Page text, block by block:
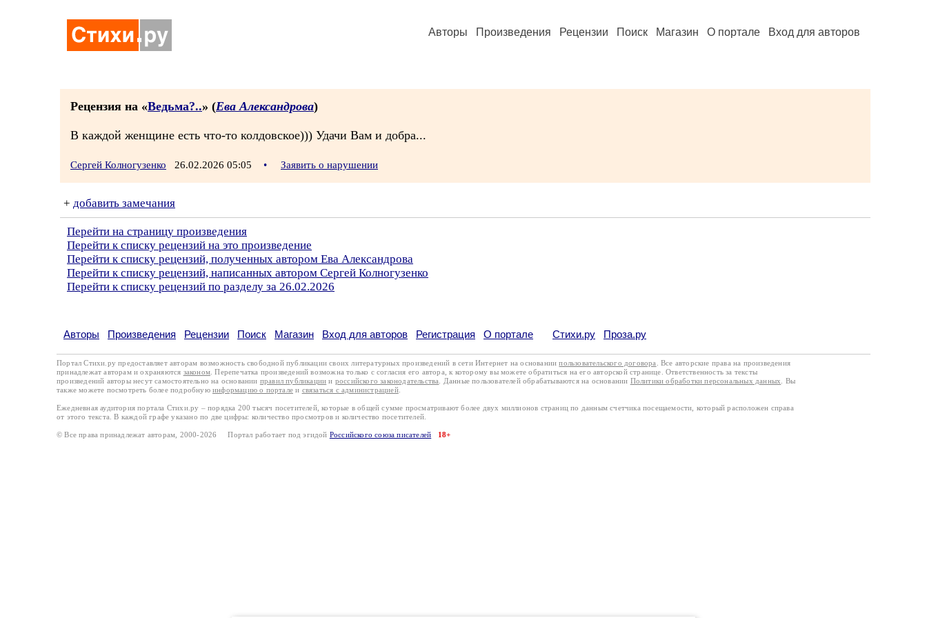
Авторы Произведения Рецензии Поиск Магазин О портале Вход для авторов
Рецензия на «Ведьма?..» (Ева Александрова)
В каждой женщине есть что-то колдовское))) Удачи Вам и добра...
Сергей Колногузенко 26.02.2026 05:05 • Заявить о нарушении
+ добавить замечания
Перейти на страницу произведения
Перейти к списку рецензий на это произведение
Перейти к списку рецензий, полученных автором Ева Александрова
Перейти к списку рецензий, написанных автором Сергей Колногузенко
Перейти к списку рецензий по разделу за 26.02.2026
Авторы Произведения Рецензии Поиск Магазин Вход для авторов Регистрация О портале Стихи.ру Проза.ру
Портал Стихи.ру предоставляет авторам возможность свободной публикации своих литературных произведений в сети Интернет на основаниипользовательского договора
. Все авторские права на произведения
принадлежат авторам и охраняются законом . Перепечатка произведений возможна только с согласия его автора, к которому вы можете обратиться на его авторской странице. Ответственность за тексты
произведений авторы несут самостоятельно на основании правил публикации и российского законодательства . Данные пользователей обрабатываются на основании Политики обработки персональных данных
. Вы
также можете посмотреть более подробную информацию о портале и связаться с администрацией.
Ежедневная аудитория портала Стихи.ру – порядка 200 тысяч посетителей, которые в общей сумме просматривают более двух миллионов страниц по данным счетчика посещаемости, который расположен справа
от этого текста. В каждой графе указано по две цифры: количество просмотров и количество посетителей.
© Все права принадлежат авторам, 2000-2026 Портал работает под эгидой Российского союза писателей 18+